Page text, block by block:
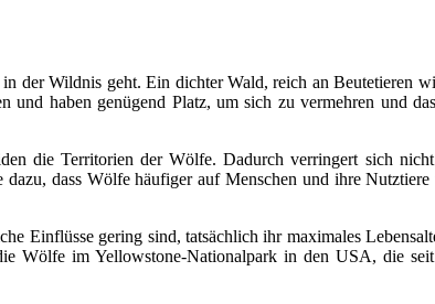
der Wildnis geht. Ein dichter Wald, reich an Beutetieren
haben genügend Platz, um sich zu vermehren und
die Territorien der Wölfe. Dadurch verringert sich
dass Wölfe häufiger auf Menschen und ihre
Einflüsse gering sind, tatsächlich ihr maximales
Wölfe im Yellowstone-Nationalpark in den USA, die